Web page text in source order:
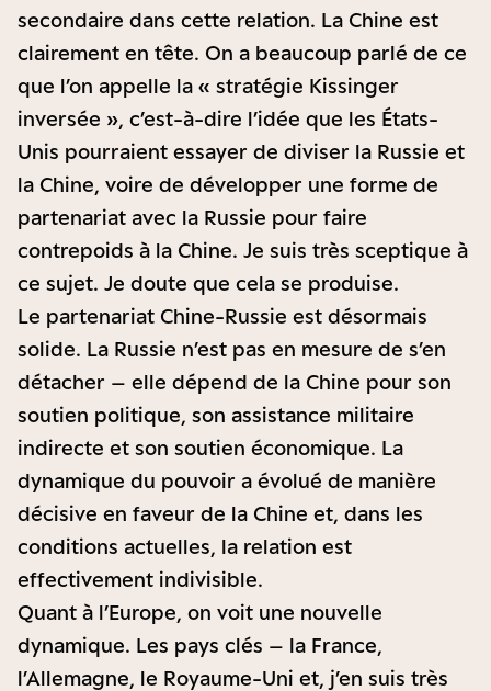
secondaire dans cette relation. La Chine est
clairement en tête. On a beaucoup parlé de ce
que l’on appelle la « stratégie Kissinger
inversée », c’est-à-dire l’idée que les États-
Unis pourraient essayer de diviser la Russie et
la Chine, voire de développer une forme de
partenariat avec la Russie pour faire
contrepoids à la Chine. Je suis très sceptique à
ce sujet. Je doute que cela se produise.
Le partenariat Chine-Russie est désormais
solide. La Russie n’est pas en mesure de s’en
détacher – elle dépend de la Chine pour son
soutien politique, son assistance militaire
indirecte et son soutien économique. La
dynamique du pouvoir a évolué de manière
décisive en faveur de la Chine et, dans les
conditions actuelles, la relation est
effectivement indivisible.
Quant à l’Europe, on voit une nouvelle
dynamique. Les pays clés – la France,
l’Allemagne, le Royaume-Uni et, j’en suis très